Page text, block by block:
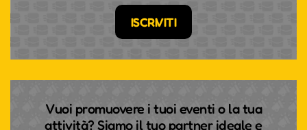
ISCRIVITI
Vuoi promuovere i tuoi eventi o la tua
attività? Siamo il tuo partner ideale e